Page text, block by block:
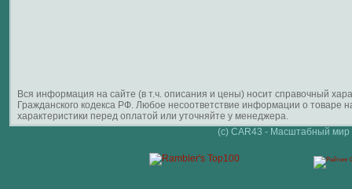
Вся информация на сайте (в т.ч. описания и цены) носит справочный
Гражданского кодекса РФ. Любое несоответствие информации о
характеристики перед оплатой или уточняйте у менеджера.
(c) CAR43 - Масштабный мир